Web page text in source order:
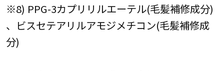
※8) PPG-3カプリリルエーテル(毛髪補修成分)
、ビスセテアリルアモジメチコン(毛髪補修成
分)